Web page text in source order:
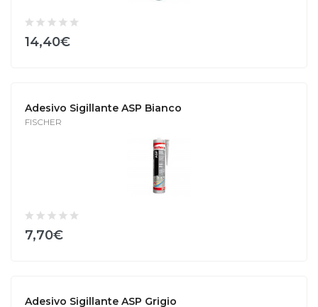
14,40€
Adesivo Sigillante ASP Bianco
FISCHER
7,70€
Adesivo Sigillante ASP Grigio